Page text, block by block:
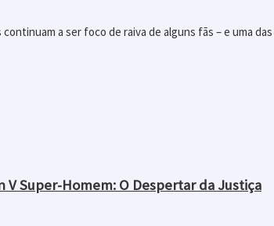
a ser foco de raiva de alguns fãs – e uma
V Super-Homem: O Despertar da Justiça